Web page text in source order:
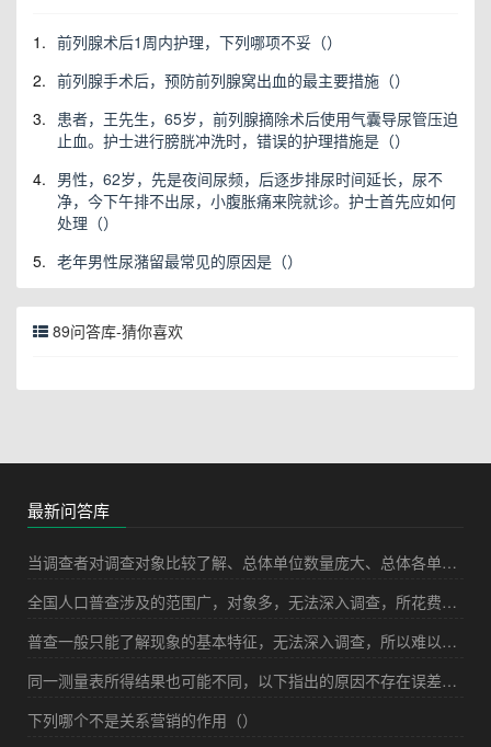
1. 前列腺术后1周内护理，下列哪项不妥（）
2. 前列腺手术后，预防前列腺窝出血的最主要措施（）
3. 患者，王先生，65岁，前列腺摘除术后使用气囊导尿管压迫
止血。护士进行膀胱冲洗时，错误的护理措施是（）
4. 男性，62岁，先是夜间尿频，后逐步排尿时间延长，尿不
净，今下午排不出尿，小腹胀痛来院就诊。护士首先应如何
处理（）
5. 老年男性尿潴留最常见的原因是（）
89问答库-猜你喜欢
最新问答库
当调查者对调查对象比较了解、总体单位数量庞大、总体各单位之间的差异又比较明显、抽取的样本的单位数量又较少的时候，采用下列哪种调查方式最合适（）
全国人口普查涉及的范围广，对象多，无法深入调查，所花费的成本过高。所以，从理论上来说采用普查的方式是不合适的。
普查一般只能了解现象的基本特征，无法深入调查，所以难以获得详细的对象资料。
同一测量表所得结果也可能不同，以下指出的原因不存在误差问题的有（）。
下列哪个不是关系营销的作用（）